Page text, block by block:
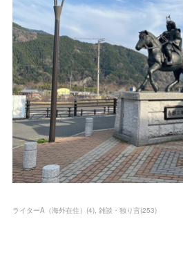
ライターA（海外在住） (4) 雑談・独り言(253)